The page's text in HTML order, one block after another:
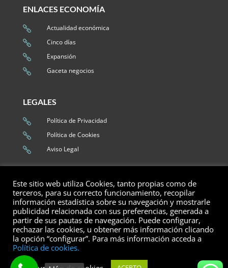
ENLACES ECONOMÍA
 Actualidad económica
 Cinco días
 Expansión
 Gaceta negocios
LEGALES
 Política de Privacidad
 Política de Cookies
 Aviso Legal
SEGUROS EMPRESA
OFICINAS
 Oficina de Almería
 Oficina de Córdoba
 Oficina de Granada
Oficina de Jaén
© Asegura Group 2020 |
Todos los derechos
reservados.
Web realizada por Connectia360
Este sitio web utiliza Cookies, tanto propias como de
terceros, para su correcto funcionamiento, recopilar
información estadística sobre su navegación y mostrarle
publicidad relacionada con sus preferencias, generada a
partir de sus pautas de navegación. Puede configurar,
rechazar las cookies, u obtener más información clicando
la opción “configurar”. Para más información acceda a
Política de cookies.